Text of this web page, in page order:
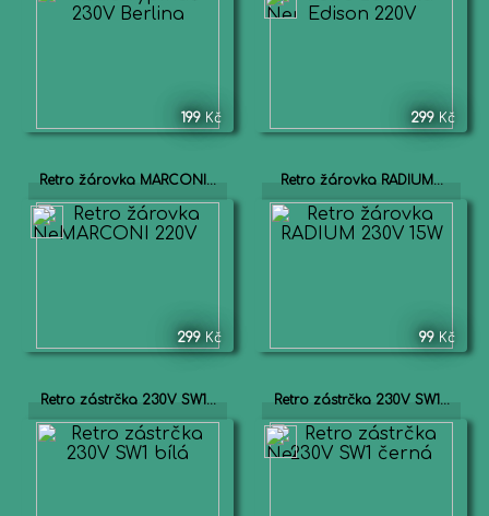
199 Kč 299 Kč
Retro žárovka MARCONI...
299 Kč
Retro žárovka RADIUM...
99 Kč
Retro zástrčka 230V SW1... Retro zástrčka 230V SW1...